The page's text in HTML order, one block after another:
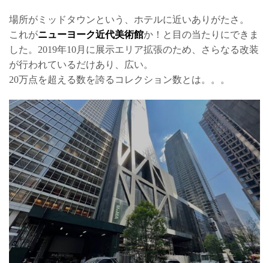
場所がミッドタウンという、ホテルに近いありがたさ。
これがニューヨーク近代美術館か！と目の当たりにできま
した。2019年10月に展示エリア拡張のため、さらなる改装
が行われているだけあり、広い。
20万点を超える数を誇るコレクション数とは。。。